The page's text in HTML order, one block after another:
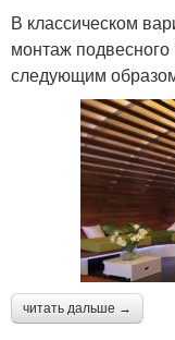
В классическом
монтаж
следующим
читать дальше →